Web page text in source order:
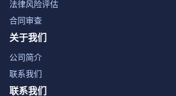
法律风险评估
合同审查
关于我们
公司简介
联系我们
联系我们